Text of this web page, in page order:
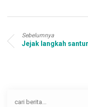
Sebelumnya
Jejak langkah